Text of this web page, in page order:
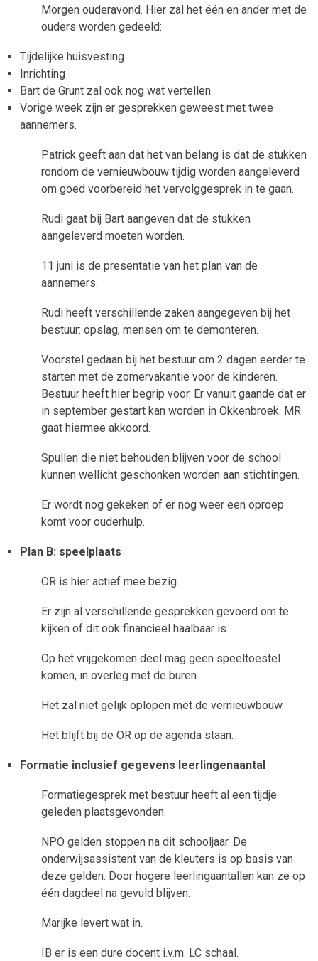
Morgen ouderavond. Hier zal het één en ander met de
ouders worden gedeeld:
Tijdelijke huisvesting
Inrichting
Bart de Grunt zal ook nog wat vertellen.
Vorige week zijn er gesprekken geweest met twee
aannemers.
Patrick geeft aan dat het van belang is dat de stukken
rondom de vernieuwbouw tijdig worden aangeleverd
om goed voorbereid het vervolggesprek in te gaan.
Rudi gaat bij Bart aangeven dat de stukken
aangeleverd moeten worden.
11 juni is de presentatie van het plan van de
aannemers.
Rudi heeft verschillende zaken aangegeven bij het
bestuur: opslag, mensen om te demonteren.
Voorstel gedaan bij het bestuur om 2 dagen eerder te
starten met de zomervakantie voor de kinderen.
Bestuur heeft hier begrip voor. Er vanuit gaande dat er
in september gestart kan worden in Okkenbroek. MR
gaat hiermee akkoord.
Spullen die niet behouden blijven voor de school
kunnen wellicht geschonken worden aan stichtingen.
Er wordt nog gekeken of er nog weer een oproep
komt voor ouderhulp.
Plan B: speelplaats
OR is hier actief mee bezig.
Er zijn al verschillende gesprekken gevoerd om te
kijken of dit ook financieel haalbaar is.
Op het vrijgekomen deel mag geen speeltoestel
komen, in overleg met de buren.
Het zal niet gelijk oplopen met de vernieuwbouw.
Het blijft bij de OR op de agenda staan.
Formatie inclusief gegevens leerlingenaantal
Formatiegesprek met bestuur heeft al een tijdje
geleden plaatsgevonden.
NPO gelden stoppen na dit schooljaar. De
onderwijsassistent van de kleuters is op basis van
deze gelden. Door hogere leerlingaantallen kan ze op
één dagdeel na gevuld blijven.
Marijke levert wat in.
IB er is een dure docent i.v.m. LC schaal.